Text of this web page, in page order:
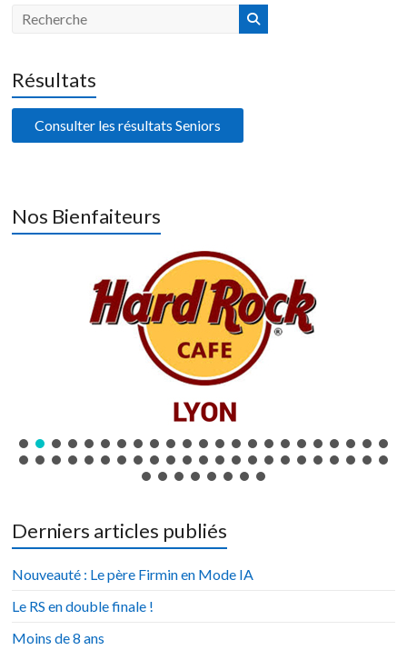
Résultats
Consulter les résultats Seniors
Nos Bienfaiteurs
Derniers articles publiés
Nouveauté : Le père Firmin en Mode IA
Le RS en double finale !
Moins de 8 ans